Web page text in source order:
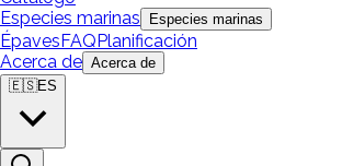
Especies marinas
Especies marinas
ÉpavesFAQPlanificación
Acerca de Acerca de
🇪🇸ES